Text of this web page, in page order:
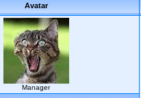
Avatar
Manager